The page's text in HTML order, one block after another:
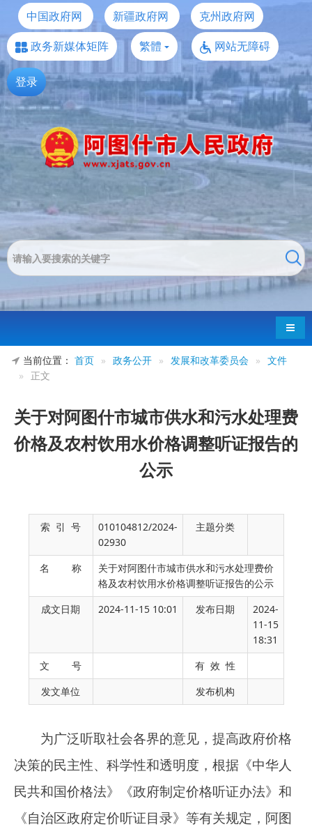
中国政府网 新疆政府网
克州政府网
政务新媒体矩阵
繁體 网站无障碍
登录
导航
当前位置： 首页 » 政务公开 » 发展和改革委员会 » 文件
»
正文
关于对阿图什市城市供水和污水处理费
价格及农村饮用水价格调整听证报告的
公示
索 引 号
010104812/2024-
02930
主题分类
名 称
关于对阿图什市城市供水和污水处理费价
格及农村饮用水价格调整听证报告的公示
成文日期
2024-11-15 10:01 发布日期
2024-
11-15
18:31
文 号
有 效 性
发文单位
发布机构
为广泛听取社会各界的意见，提高政府价格
民共和国价格法》《政府制定价格听证办法》和
《自治区政府定价听证目录》等有关规定，阿图
什市发改委联合阿图什市住建局、阿图什市水利
城市供水和污水处理费价格及农村饮用水价格调
整听证会。会前，对参会报名方式、组成人员和
调整方案等内容进行了公告。具体听证会情况报
告如下：